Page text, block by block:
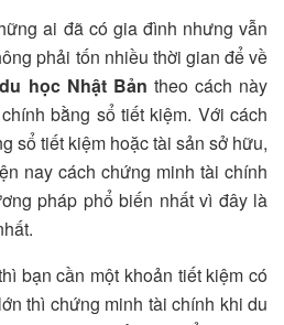
ai đã có gia đình nhưng vẫn
phải tốn nhiều thời gian để về
học Nhật Bản theo cách này
bằng sổ tiết kiệm. Với cách
sổ tiết kiệm hoặc tài sản sở hữu,
nay cách chứng minh tài chính
pháp phổ biến nhất vì đây là
bạn cần một khoản tiết kiệm có
thì chứng minh tài chính khi du